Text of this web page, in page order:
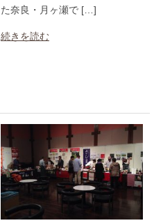
た奈良・月ヶ瀬で […]
続きを読む